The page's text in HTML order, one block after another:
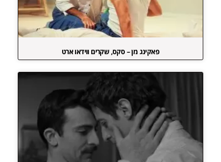
פאקינג מן – סקס, שקרים ווידאו ארט